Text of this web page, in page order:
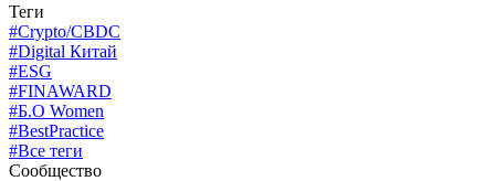
Теги
#Crypto/CBDC
#Digital Китай
#ESG
#FINAWARD
#Б.О Women
#BestPractice
#Все теги
Сообщество